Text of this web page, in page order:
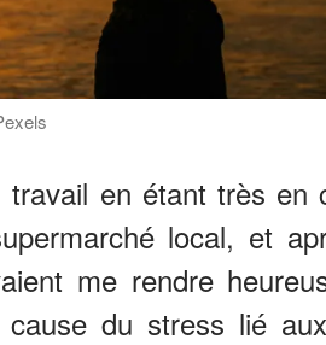
en étant très en
local, et
me rendre
du stress lié